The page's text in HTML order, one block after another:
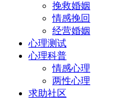
挽救婚姻
情感挽回
经营婚姻
心理测试
心理科普
情感心理
两性心理
求助社区